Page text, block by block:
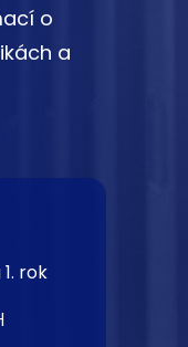
o
a
rok